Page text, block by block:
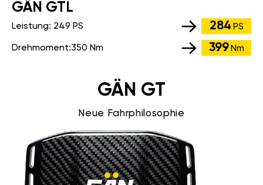
GÄN GTL
Leistung: 249 PS 284 PS
Drehmoment:350 Nm 399 Nm
GÄN GT
Neue Fahrphilosophie